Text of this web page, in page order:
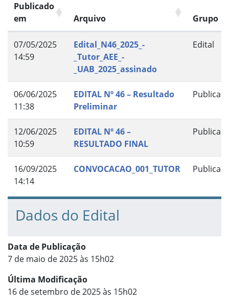
Publicado
em
Arquivo Grupo
07/05/2025
14:59
Edital_N46_2025_-
_Tutor_AEE_-
_UAB_2025_assinado
Edital
06/06/2025
11:38
EDITAL Nº 46 – Resultado
Preliminar
12/06/2025
10:59
EDITAL Nº 46 –
RESULTADO FINAL
16/09/2025
14:14
CONVOCACAO_001_TUTOR
Dados do Edital
Data de Publicação
7 de maio de 2025 às 15h02
Última Modificação
16 de setembro de 2025 às 15h02